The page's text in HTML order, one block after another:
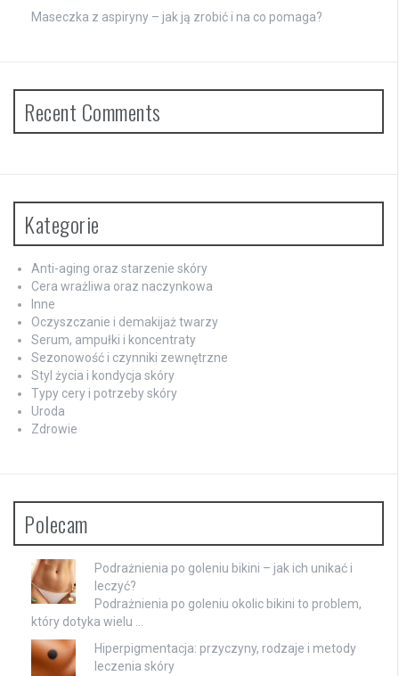
Maseczka z aspiryny – jak ją zrobić i na co pomaga?
Recent Comments
Kategorie
Anti-aging oraz starzenie skóry
Cera wrażliwa oraz naczynkowa
Inne
Oczyszczanie i demakijaż twarzy
Serum, ampułki i koncentraty
Sezonowość i czynniki zewnętrzne
Styl życia i kondycja skóry
Typy cery i potrzeby skóry
Uroda
Zdrowie
Polecam
Podrażnienia po goleniu bikini – jak ich unikać i
leczyć?
Podrażnienia po goleniu okolic bikini to problem,
który dotyka wielu …
Hiperpigmentacja: przyczyny, rodzaje i metody
leczenia skóry